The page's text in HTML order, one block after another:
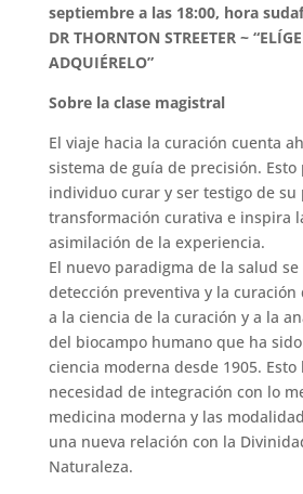
septiembre a las 18:00, hora
DR THORNTON STREETER ~
ADQUIÉRELO”
Sobre la clase magistral
El viaje hacia la curación cuenta
sistema de guía de precisión. Esto
individuo curar y ser testigo de su
transformación curativa e inspira
asimilación de la experiencia.
El nuevo paradigma de la salud
detección preventiva y la curación
a la ciencia de la curación y a la
del biocampo humano que ha
ciencia moderna desde 1905.
necesidad de integración con lo
medicina moderna y las
una nueva relación con la
Naturaleza.